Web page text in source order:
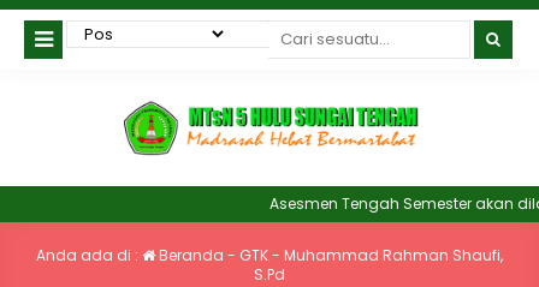
Asesmen Tengah Semester akan
Anda ada di : Beranda - GTK- Muhammad Rahman Shaufi,
S.Pd